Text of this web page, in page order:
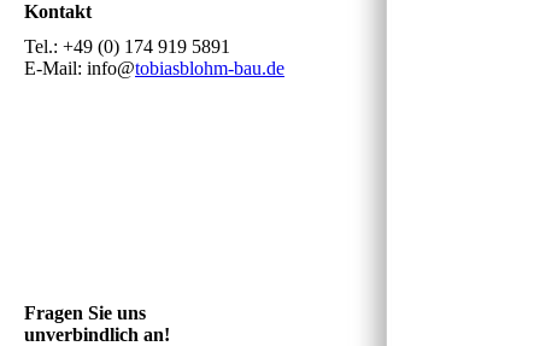
Kontakt
Tel.: +49 (0) 174 919 5891
E-Mail: info@tobiasblohm-bau.de
Fragen Sie uns
unverbindlich an!